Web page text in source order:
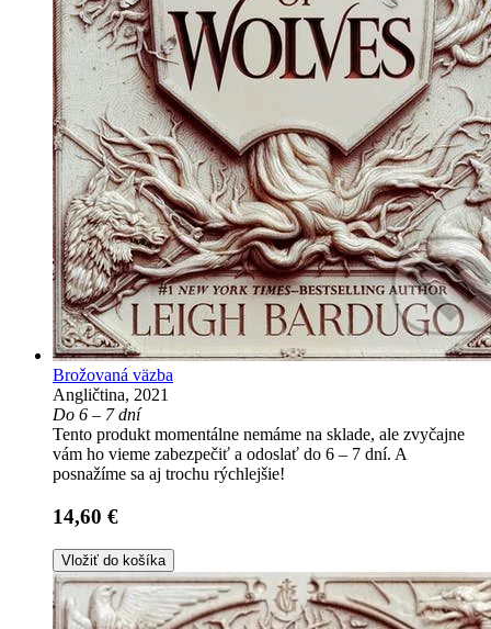
Brožovaná väzba
Angličtina, 2021
Do 6 – 7 dní
Tento produkt momentálne nemáme na sklade, ale zvyčajne
vám ho vieme zabezpečiť a odoslať do 6 – 7 dní. A
posnažíme sa aj trochu rýchlejšie!
14,60 €
Vložiť do košíka